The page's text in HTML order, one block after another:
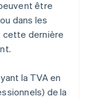
être
dans les
cette dernière
la TVA en
de la